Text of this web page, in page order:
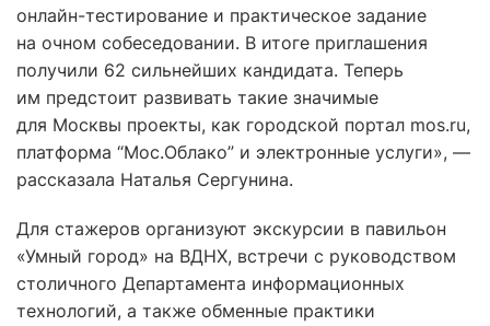
онлайн-тестирование и практическое задание
на очном собеседовании. В итоге приглашения
получили 62 сильнейших кандидата. Теперь
им предстоит развивать такие значимые
для Москвы проекты, как городской портал mos.ru,
платформа “Мос.Облако” и электронные услуги», —
рассказала Наталья Сергунина.
Для стажеров организуют экскурсии в павильон
«Умный город» на ВДНХ, встречи с руководством
столичного Департамента информационных
технологий, а также обменные практики